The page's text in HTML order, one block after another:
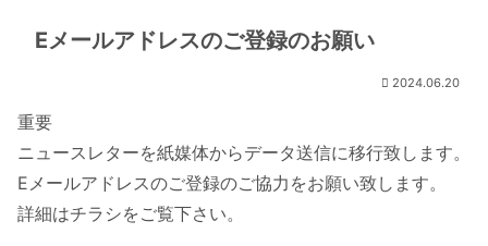
Eメールアドレスのご登録のお願い
2024.06.20
重要
ニュースレターを紙媒体からデータ送信に移行致します。
Eメールアドレスのご登録のご協力をお願い致します。
詳細はチラシをご覧下さい。